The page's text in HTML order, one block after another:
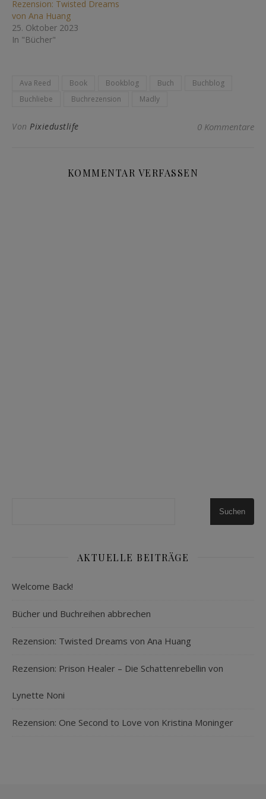
Rezension: Twisted Dreams
von Ana Huang
25. Oktober 2023
In "Bücher"
Ava Reed Book Bookblog Buch
Buchblog
Buchliebe
Buchrezension Madly
Von Pixiedustlife 0 Kommentare
KOMMENTAR VERFASSEN
Suchen
AKTUELLE BEITRÄGE
Welcome Back!
Bücher und Buchreihen abbrechen
Rezension: Twisted Dreams von Ana Huang
Rezension: Prison Healer – Die Schattenrebellin von
Lynette Noni
Rezension: One Second to Love von Kristina Moninger